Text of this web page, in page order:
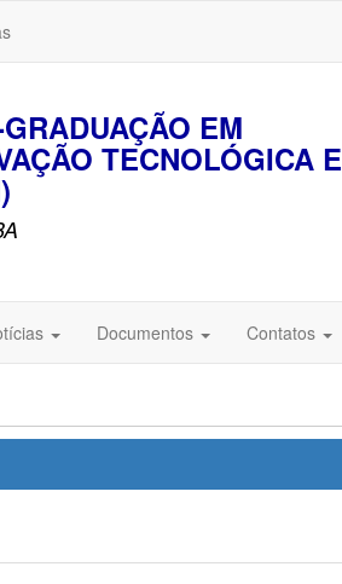
EM
TECNOLÓGICA
Documentos Contatos